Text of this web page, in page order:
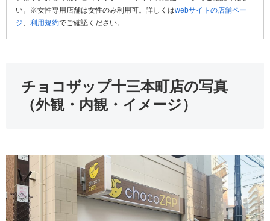
い。※女性専用店舗は女性のみ利用可。詳しくはwebサイトの店舗ペー
ジ、 利用規約でご確認ください。
チョコザップ十三本町店の写真
（外観・内観・イメージ）